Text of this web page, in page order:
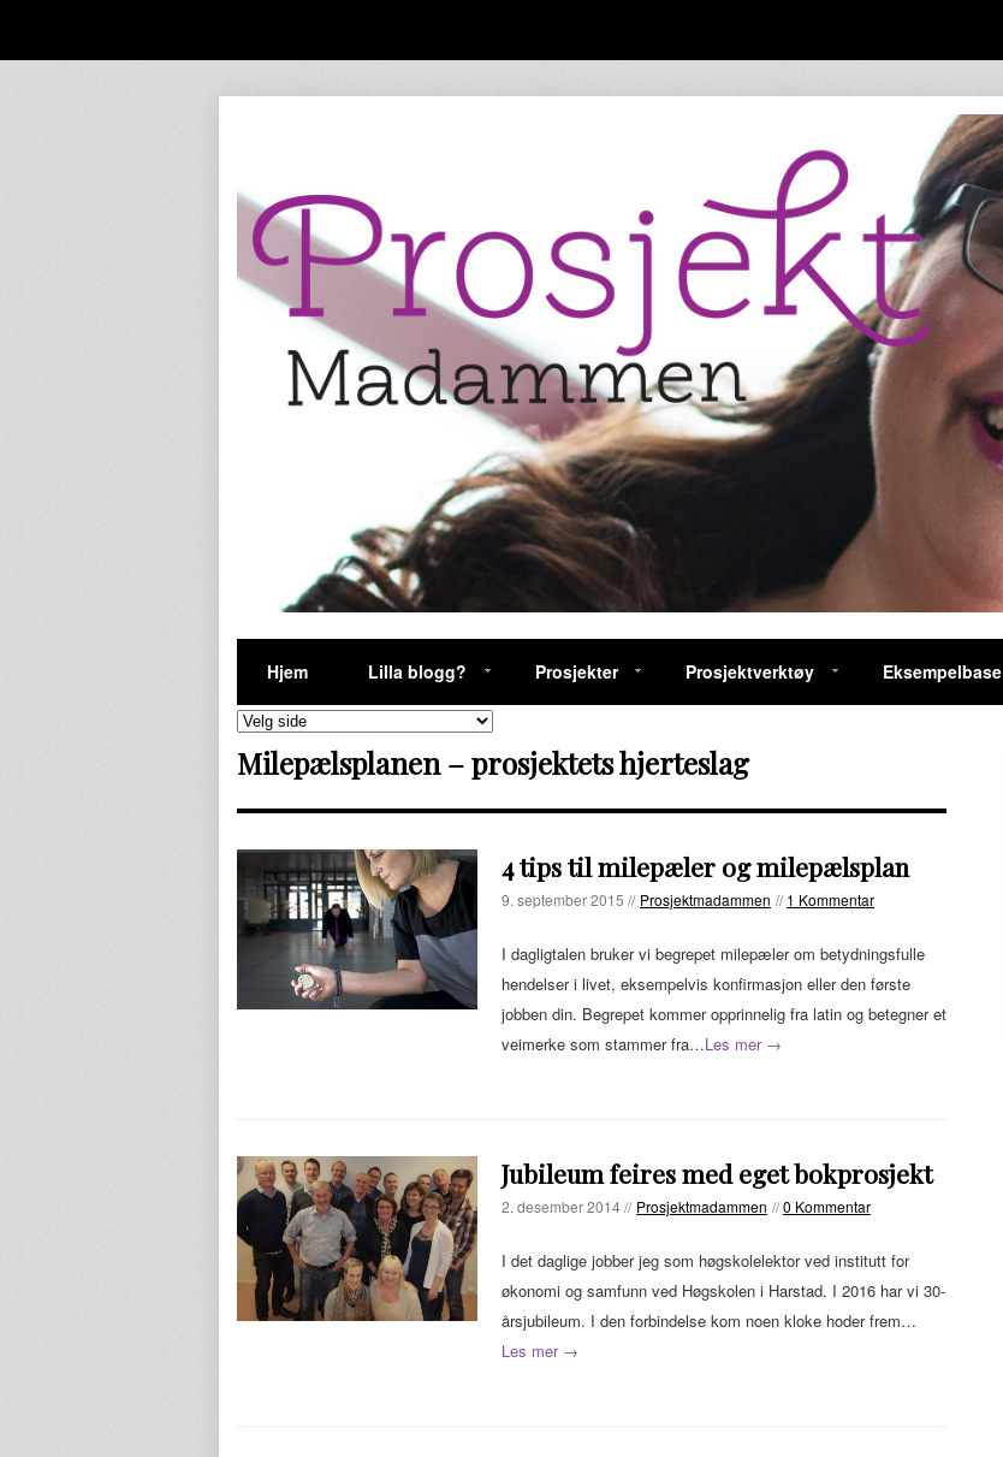
Hjem Lilla blogg? Prosjekter Prosjektverktøy Eksempelbase
Milepælsplanen – prosjektets hjerteslag
4 tips til milepæler og milepælsplan
9. september 2015 // Prosjektmadammen //1 Kommentar
I dagligtalen bruker vi begrepet milepæler om betydningsfulle
hendelser i livet, eksempelvis konfirmasjon eller den første
jobben din. Begrepet kommer opprinnelig fra latin og betegner et
veimerke som stammer fra…Les mer →
Jubileum feires med eget bokprosjekt
2. desember 2014 // Prosjektmadammen //0 Kommentar
I det daglige jobber jeg som høgskolelektor ved institutt for
økonomi og samfunn ved Høgskolen i Harstad. I 2016 har vi 30-
årsjubileum. I den forbindelse kom noen kloke hoder frem…
Les mer →